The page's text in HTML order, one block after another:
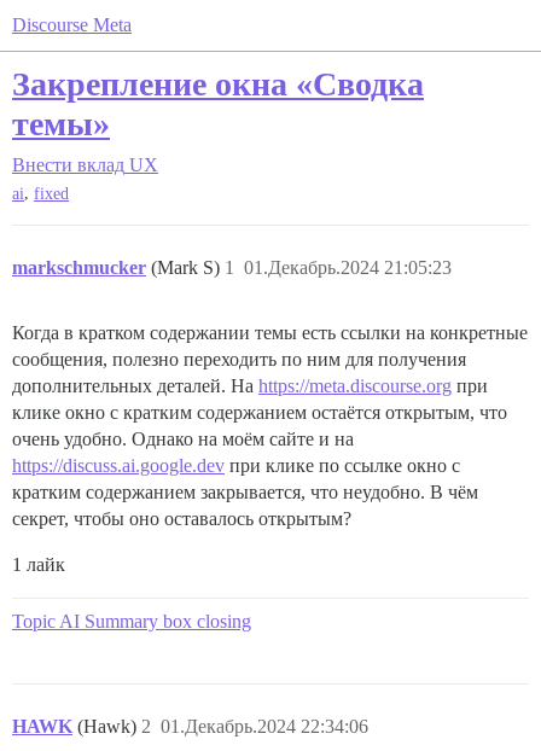
Discourse Meta
Закрепление окна «Сводка
темы»
Внести вклад UX
ai, fixed
markschmucker (Mark S) 01.Декабрь.2024 21:05:23
1
Когда в кратком содержании темы есть ссылки на конкретные
сообщения, полезно переходить по ним для получения
дополнительных деталей. На https://meta.discourse.org при
клике окно с кратким содержанием остаётся открытым, что
очень удобно. Однако на моём сайте и на
https://discuss.ai.google.dev при клике по ссылке окно с
кратким содержанием закрывается, что неудобно. В чём
секрет, чтобы оно оставалось открытым?
1 лайк
Topic AI Summary box closing
HAWK (Hawk) 01.Декабрь.2024 22:34:06
2